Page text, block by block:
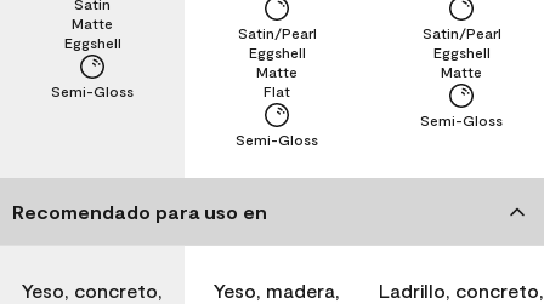
Semi-Gloss
Eggshell
Matte
Satin
Semi-Gloss
Flat
Matte
Eggshell
Satin/Pearl
Semi-Gloss
Matte
Eggshell
Satin/Pearl
Recomendado para uso en
Yeso, concreto,
Yeso, madera,
Ladrillo, concreto,